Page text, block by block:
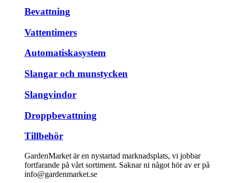
Bevattning
Vattentimers
Automatiskasystem
Slangar och munstycken
Slangvindor
Droppbevattning
Tillbehör
GardenMarket är en nystartad marknadsplats, vi jobbar
fortfarande på vårt sortiment. Saknar ni något hör av er på
info@gardenmarket.se